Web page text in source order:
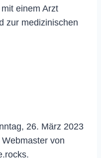
einem Arzt
zur medizinischen
26. März 2023
von